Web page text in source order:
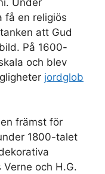
få en religiös
att Gud
På 1600-
och blev
jordglob
främst för
1800-talet
och H.G.